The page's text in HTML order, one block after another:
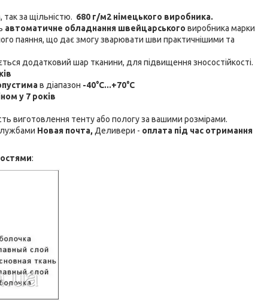
так за щільністю. 680 г/м2 німецького виробника.
автоматичне обладнання швейцарського виробника марки
паяння, що дає змогу зварювати шви практичнішими та
додатковий шар тканини, для підвищення зносостійкості.
в діапазон -40°C...+70°C
у 7 років
виготовлення тенту або пологу за вашими розмірами.
Новая почта, Деливери - оплата під час отримання
: